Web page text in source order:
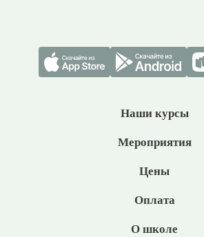
Наши курсы
Мероприятия
Цены
Оплата
О школе